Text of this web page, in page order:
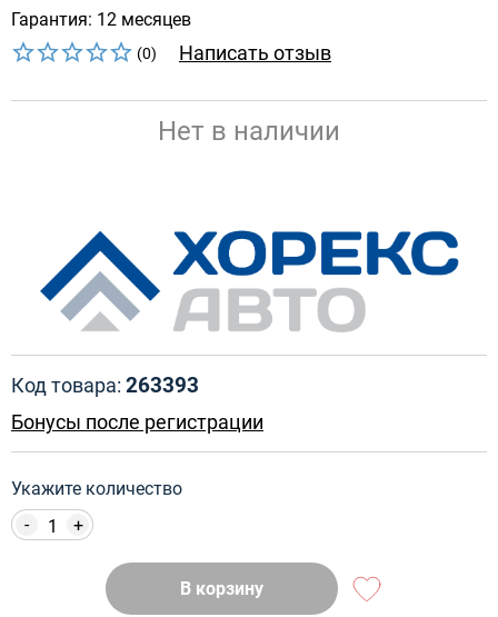
Гарантия: 12 месяцев
(0) Написать отзыв
Нет в наличии
Код товара: 263393
Бонусы после регистрации
Укажите количество
+
-
В корзину